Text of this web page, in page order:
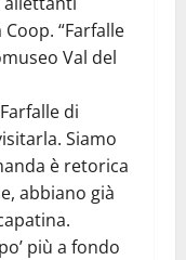
“Farfalle
Val del
di
Siamo
è retorica
abbiano già
più a fondo